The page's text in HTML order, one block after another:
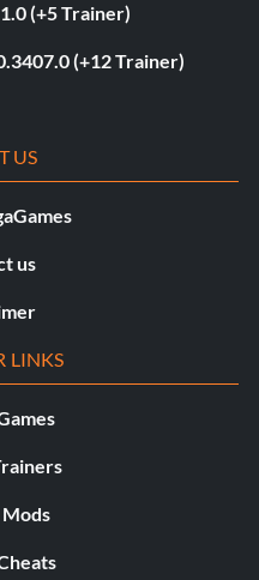
(+5 Trainer)
(+12 Trainer)
US
us
LINKS